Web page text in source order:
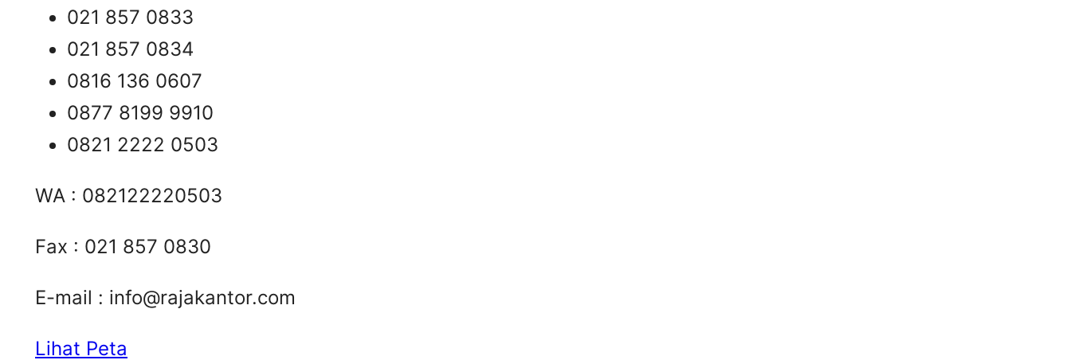
021 857 0833
021 857 0834
0816 136 0607
0877 8199 9910
0821 2222 0503
WA : 082122220503
Fax : 021 857 0830
E-mail : info@rajakantor.com
Lihat Peta